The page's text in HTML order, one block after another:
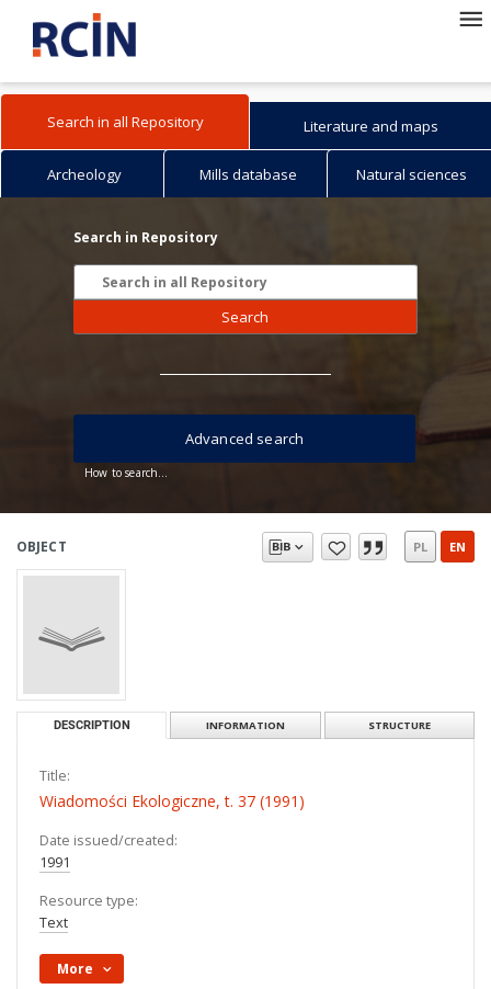
Search in all Repository Literature and maps
Archeology Mills database Natural sciences
Search in Repository
Search
How to search...
Advanced search
OBJECT PL EN
DESCRIPTION INFORMATION STRUCTURE
Title:
Wiadomości Ekologiczne, t. 37 (1991)
Date issued/created:
1991
Resource type:
Text
More